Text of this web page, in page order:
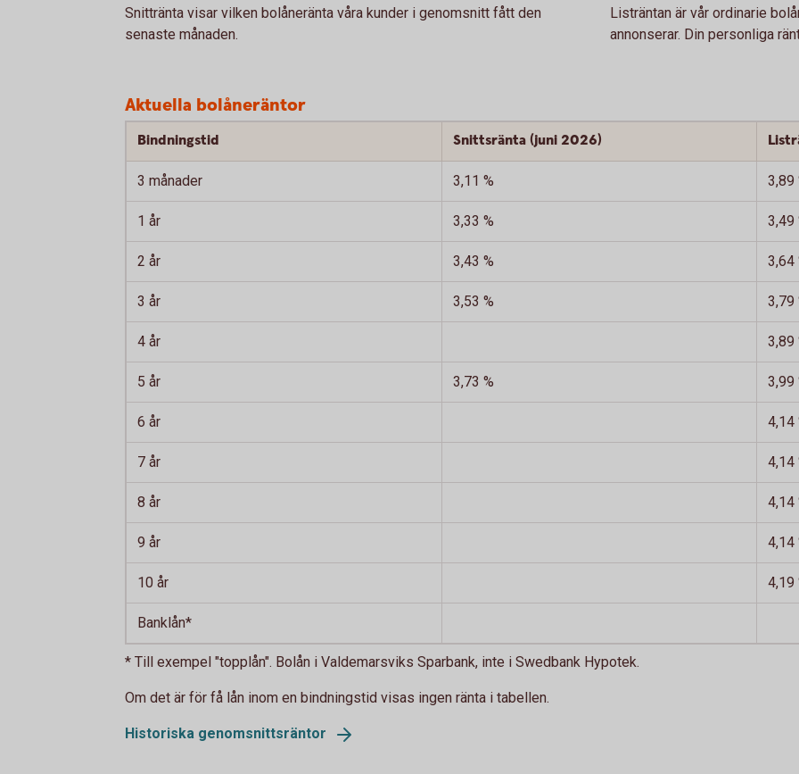
Snittränta visar vilken bolåneränta våra kunder i genomsnitt fått den
senaste månaden.
Listräntan är vår ordinarie
annonserar. Din personliga
Aktuella bolåneräntor
Bindningstid Snittsränta (juni 2026)
3 månader 3,11 % 3,89
1 år 3,33 % 3,49
2 år 3,43 % 3,64
3 år 3,53 % 3,79
4 år 3,89
5 år 3,73 % 3,99
6 år 4,14
7 år 4,14
8 år 4,14
9 år 4,14
10 år 4,19
Banklån*
* Till exempel "topplån". Bolån i Valdemarsviks Sparbank, inte i Swedbank Hypotek.
Om det är för få lån inom en bindningstid visas ingen ränta i tabellen.
Historiska genomsnittsräntor